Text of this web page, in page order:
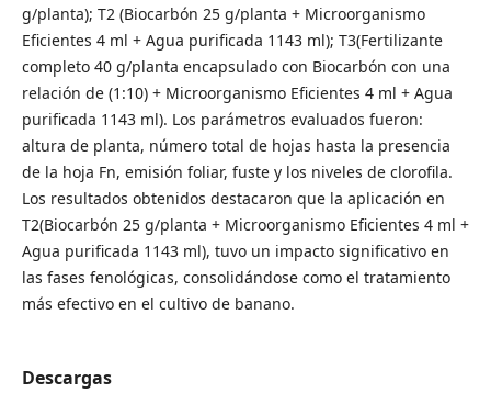
g/planta); T2 (Biocarbón 25 g/planta + Microorganismo
Eficientes 4 ml + Agua purificada 1143 ml); T3(Fertilizante
completo 40 g/planta encapsulado con Biocarbón con una
relación de (1:10) + Microorganismo Eficientes 4 ml + Agua
purificada 1143 ml). Los parámetros evaluados fueron:
altura de planta, número total de hojas hasta la presencia
de la hoja Fn, emisión foliar, fuste y los niveles de clorofila.
Los resultados obtenidos destacaron que la aplicación en
T2(Biocarbón 25 g/planta + Microorganismo Eficientes 4 ml +
Agua purificada 1143 ml), tuvo un impacto significativo en
las fases fenológicas, consolidándose como el tratamiento
más efectivo en el cultivo de banano.
Descargas